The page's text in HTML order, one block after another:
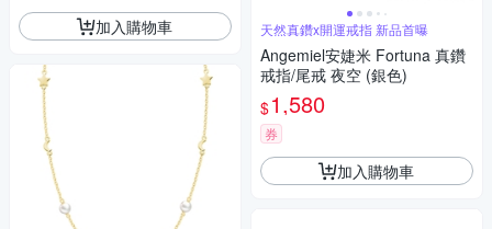
加入購物車 天然真鑽x開運戒指 新品首曝
Angemiel安婕米 Fortuna 真鑽
戒指/尾戒 夜空 (銀色)
$1,580
券
加入購物車